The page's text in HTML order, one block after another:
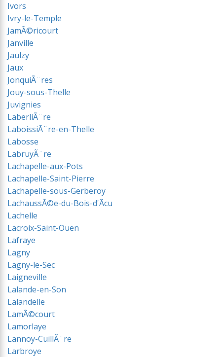
Ivors
Ivry-le-Temple
JamÃ©ricourt
Janville
Jaulzy
Jaux
JonquiÃ¨res
Jouy-sous-Thelle
Juvignies
LaberliÃ¨re
LaboissiÃ¨re-en-Thelle
Labosse
LabruyÃ¨re
Lachapelle-aux-Pots
Lachapelle-Saint-Pierre
Lachapelle-sous-Gerberoy
LachaussÃ©e-du-Bois-d'Ãcu
Lachelle
Lacroix-Saint-Ouen
Lafraye
Lagny
Lagny-le-Sec
Laigneville
Lalande-en-Son
Lalandelle
LamÃ©court
Lamorlaye
Lannoy-CuillÃ¨re
Larbroye